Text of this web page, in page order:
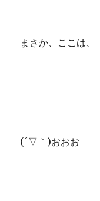
まさか、ここは、
(´▽｀)おおお